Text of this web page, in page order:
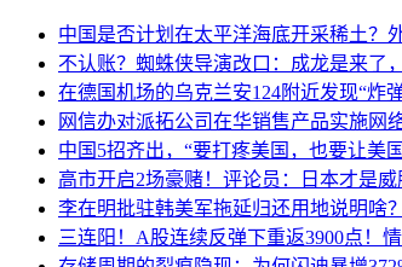
中国是否计划在太平洋海底开采稀土？
不认账？蜘蛛侠导演改口：成龙是来了
在德国机场的乌克兰安124附近发现“炸
网信办对派拓公司在华销售产品实施网
中国5招齐出，“要打疼美国，也要让美
高市开启2场豪赌！评论员：日本才是
李在明批驻韩美军拖延归还用地说明啥
三连阳！A股连续反弹下重返3900点！